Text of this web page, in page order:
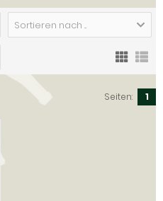
Sortieren nach ...
Seiten: 1